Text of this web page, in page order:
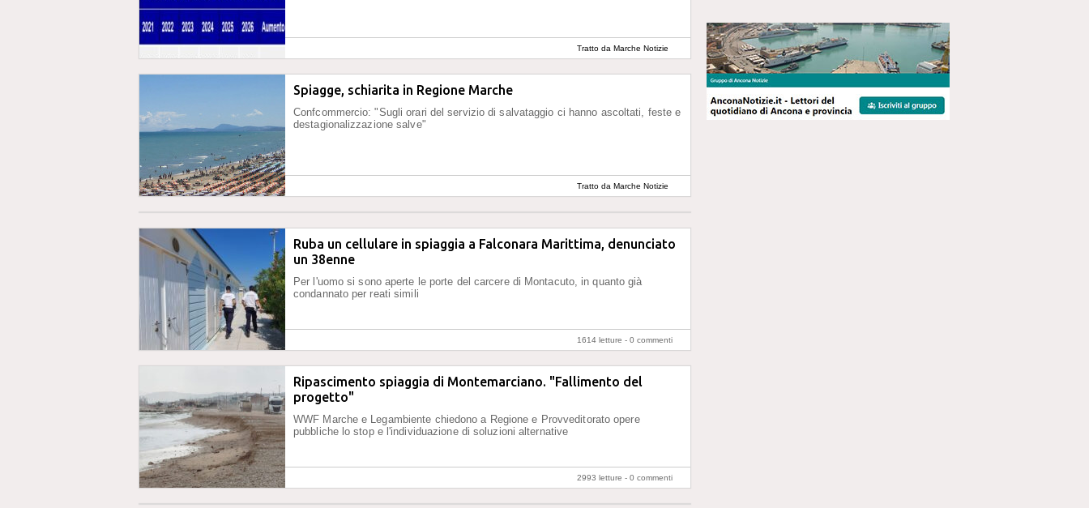
Tratto da Marche Notizie
Spiagge, schiarita in Regione Marche
Confcommercio: "Sugli orari del servizio di salvataggio ci hanno ascoltati, feste e
destagionalizzazione salve"
Tratto da Marche Notizie
Ruba un cellulare in spiaggia a Falconara Marittima, denunciato
un 38enne
Per l'uomo si sono aperte le porte del carcere di Montacuto, in quanto già
condannato per reati simili
1614 letture - 0 commenti
Ripascimento spiaggia di Montemarciano. "Fallimento del
progetto"
WWF Marche e Legambiente chiedono a Regione e Provveditorato opere
pubbliche lo stop e l'individuazione di soluzioni alternative
2993 letture - 0 commenti